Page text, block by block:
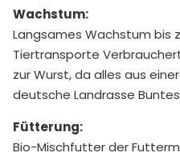
Wachstum:
Langsames Wachstum bis
Tiertransporte
zur Wurst, da alles aus
deutsche Landrasse
Fütterung:
Bio-Mischfutter der